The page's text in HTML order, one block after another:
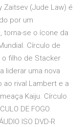
Zaitsev (Jude Law) é
por um
torna-se o ícone da
Círculo de
o filho de Stacker
liderar uma nova
rival Lambert e a
Kaiju. Círculo
DE FOGO
ISO DVD-R